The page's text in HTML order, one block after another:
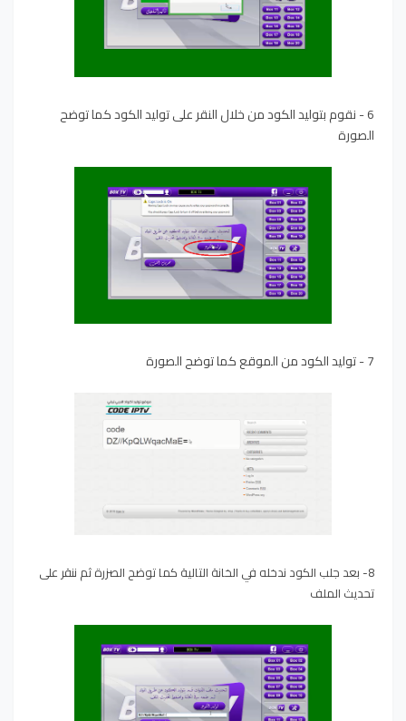
6 - نقوم بتوليد الكود من خلال النقر على توليد الكود كما توضح
الصورة
7 - توليد الكود من الموقع كما توضح الصورة
8- بعد جلب الكود ندخله في الخانة التالية كما توضح الصزرة ثم ننقر على
تحديث الملف